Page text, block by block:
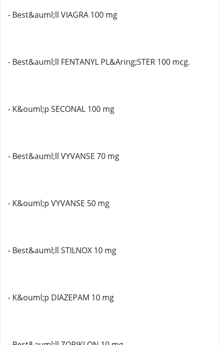
- Best&auml;ll VIAGRA 100 mg
- Best&auml;ll FENTANYL PL&Aring;STER 100 mcg.
- K&ouml;p SECONAL 100 mg
- Best&auml;ll VYVANSE 70 mg
- K&ouml;p VYVANSE 50 mg
- Best&auml;ll STILNOX 10 mg
- K&ouml;p DIAZEPAM 10 mg